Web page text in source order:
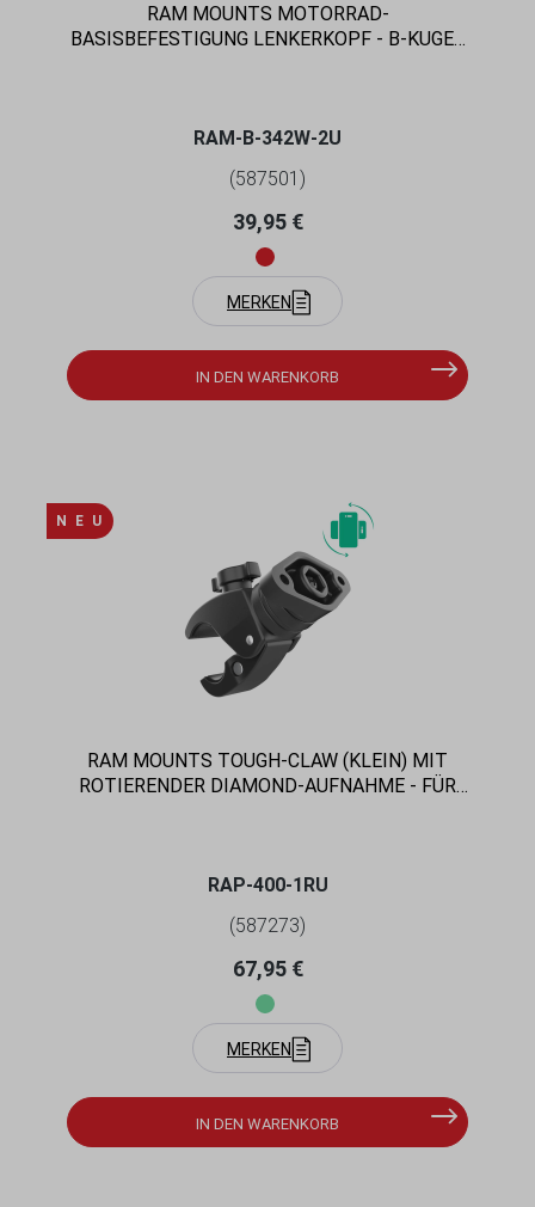
RAM MOUNTS MOTORRAD-
BASISBEFESTIGUNG LENKERKOPF - B-KUGEL
RAM-B-342W-2U
(587501)
Regulärer Preis:
39,95 €
MERKEN
IN DEN WARENKORB
N E U
RAM MOUNTS TOUGH-CLAW (KLEIN) MIT
ROTIERENDER DIAMOND-AUFNAHME - FÜR
RAP-400-1RU
(587273)
Regulärer Preis:
67,95 €
MERKEN
IN DEN WARENKORB